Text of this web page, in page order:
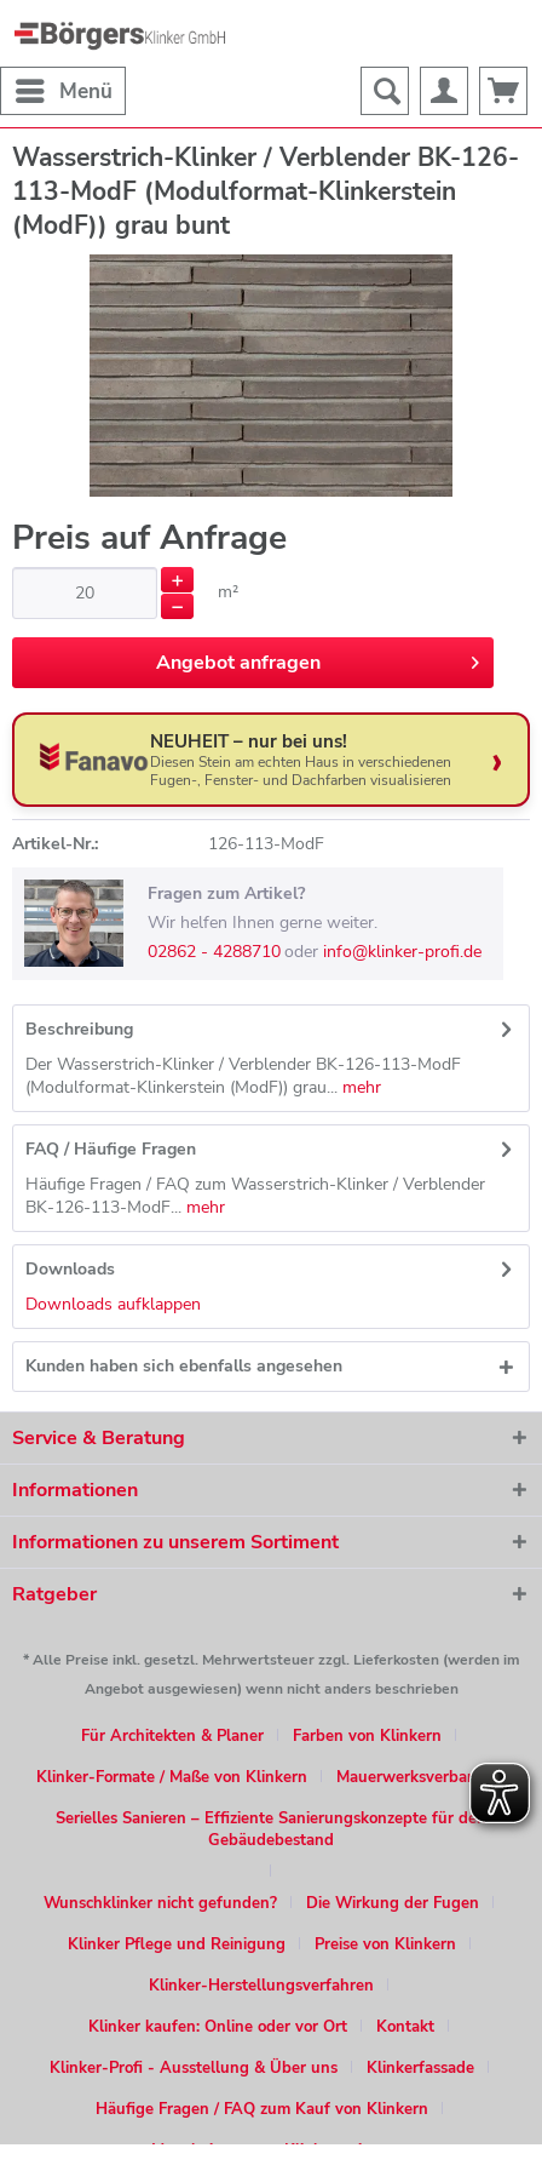
Menü
Wasserstrich-Klinker / Verblender BK-126-
113-ModF (Modulformat-Klinkerstein
(ModF)) grau bunt
Preis auf Anfrage
m²
Angebot anfragen
Angebot anfragen
stimme zu. *
Mit * gekennzeichnete Felder sind Pflichtfelder.
unverbindlich.
Anfrage absenden
NEUHEIT – nur bei uns!
Diesen Stein am echten Haus in verschiedenen
Fugen-, Fenster- und Dachfarben visualisieren
Artikel-Nr.: 126-113-ModF
Fragen zum Artikel?
Wir helfen Ihnen gerne weiter.
02862 - 4288710oder info@klinker-profi.de
Beschreibung
Der Wasserstrich-Klinker / Verblender BK-126-113-ModF
(Modulformat-Klinkerstein (ModF)) grau... mehr
FAQ / Häufige Fragen
Häufige Fragen / FAQ zum Wasserstrich-Klinker / Verblender
BK-126-113-ModF... mehr
Downloads
Downloads aufklappen
Kunden haben sich ebenfalls angesehen
Service & Beratung
Informationen
Informationen zu unserem Sortiment
Ratgeber
* Alle Preise inkl. gesetzl. Mehrwertsteuer zzgl. Lieferkosten (werden im
Angebot ausgewiesen) wenn nicht anders beschrieben
Für Architekten & Planer
Farben von Klinkern
Klinker-Formate / Maße von Klinkern
Mauerwerksverband
Serielles Sanieren – Effiziente Sanierungskonzepte für den
Gebäudebestand
Wunschklinker nicht gefunden?
Die Wirkung der Fugen
Klinker Pflege und Reinigung
Preise von Klinkern
Klinker-Herstellungsverfahren
Klinker kaufen: Online oder vor Ort
Kontakt
Klinker-Profi - Ausstellung & Über uns
Klinkerfassade
Häufige Fragen / FAQ zum Kauf von Klinkern
Verarbeitung von Klinkersteinen